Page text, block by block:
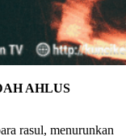
AHLUS